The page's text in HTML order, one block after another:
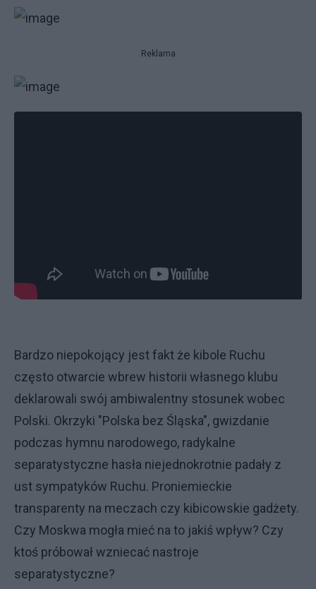
Reklama
Bardzo niepokojący jest fakt że kibole Ruchu
często otwarcie wbrew historii własnego klubu
deklarowali swój ambiwalentny stosunek wobec
Polski. Okrzyki "Polska bez Śląska", gwizdanie
podczas hymnu narodowego, radykalne
separatystyczne hasła niejednokrotnie padały z
ust sympatyków Ruchu. Proniemieckie
transparenty na meczach czy kibicowskie gadżety.
Czy Moskwa mogła mieć na to jakiś wpływ? Czy
ktoś próbował wzniecać nastroje
separatystyczne?